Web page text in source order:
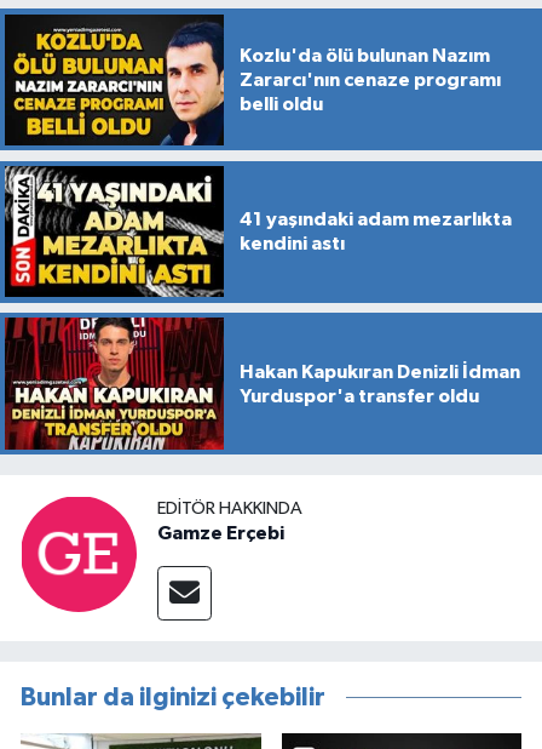
Kozlu'da ölü bulunan Nazım
Zararcı'nın cenaze programı
belli oldu
41 yaşındaki adam mezarlıkta
kendini astı
Hakan Kapukıran Denizli İdman
Yurduspor'a transfer oldu
EDITÖR HAKKINDA
Gamze Erçebi
Bunlar da ilginizi çekebilir